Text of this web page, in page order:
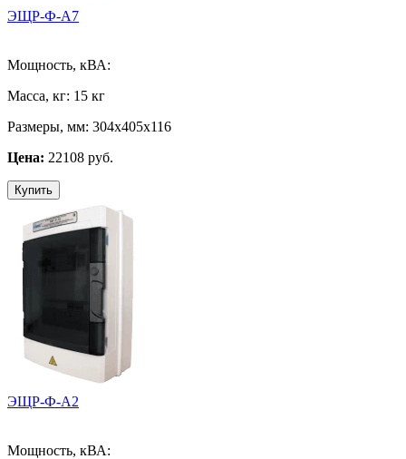
ЭЩР-Ф-А7
Мощность, кВА:
Масса, кг: 15 кг
Размеры, мм: 304х405х116
Цена: 22108 руб.
Купить
ЭЩР-Ф-А2
Мощность, кВА: